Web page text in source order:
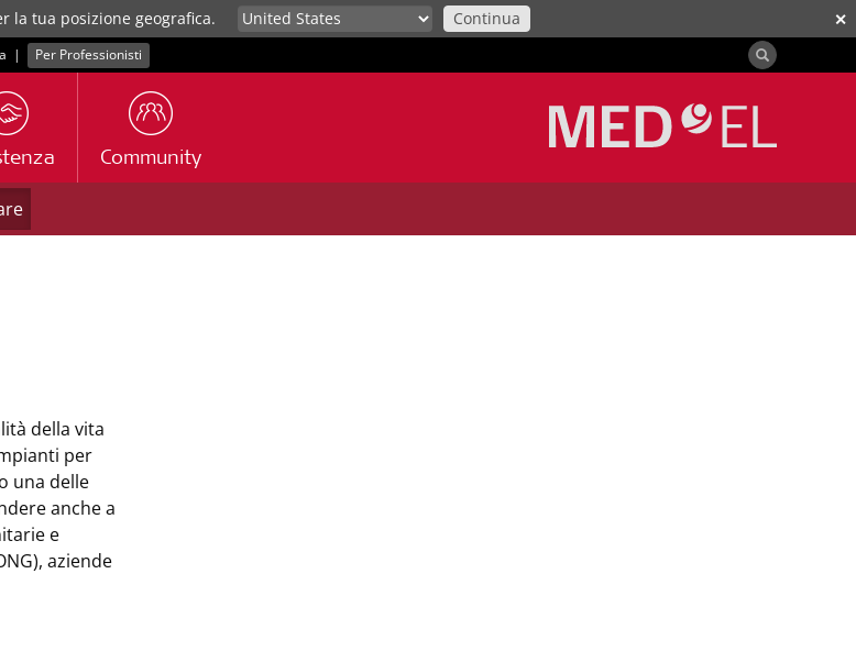
✕
la tua posizione geografica. Continua
| Per Professionisti
Community
della vita
per
una delle
anche a
e
aziende